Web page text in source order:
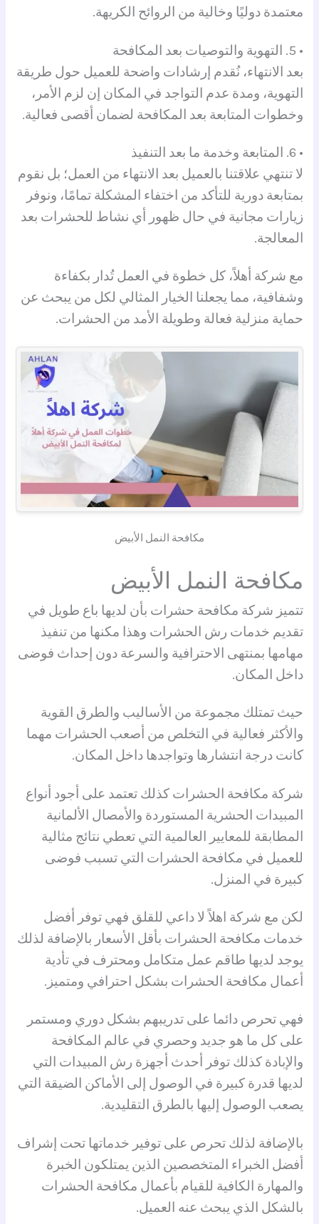
معتمدة دوليًا وخالية من الروائح الكريهة.
• 5. التهوية والتوصيات بعد المكافحة
بعد الانتهاء، نُقدم إرشادات واضحة للعميل حول طريقة
التهوية، ومدة عدم التواجد في المكان إن لزم الأمر،
وخطوات المتابعة بعد المكافحة لضمان أقصى فعالية.
• 6. المتابعة وخدمة ما بعد التنفيذ
لا تنتهي علاقتنا بالعميل بعد الانتهاء من العمل؛ بل نقوم
بمتابعة دورية للتأكد من اختفاء المشكلة تمامًا، ونوفر
زيارات مجانية في حال ظهور أي نشاط للحشرات بعد
المعالجة.
مع شركة أهلاً، كل خطوة في العمل تُدار بكفاءة
وشفافية، مما يجعلنا الخيار المثالي لكل من يبحث عن
حماية منزلية فعالة وطويلة الأمد من الحشرات.
مكافحة النمل الأبيض
مكافحة النمل الأبيض
تتميز شركة مكافحة حشرات بأن لديها باع طويل في
تقديم خدمات رش الحشرات وهذا مكنها من تنفيذ
مهامها بمنتهى الاحترافية والسرعة دون إحداث فوضى
داخل المكان.
حيث تمتلك مجموعة من الأساليب والطرق القوية
والأكثر فعالية في التخلص من أصعب الحشرات مهما
كانت درجة انتشارها وتواجدها داخل المكان.
شركة مكافحة الحشرات كذلك تعتمد على أجود أنواع
المبيدات الحشرية المستوردة والأمصال الألمانية
المطابقة للمعايير العالمية التي تعطي نتائج مثالية
للعميل في مكافحة الحشرات التي تسبب فوضى
كبيرة في المنزل.
لكن مع شركة اهلاً لا داعي للقلق فهي توفر أفضل
خدمات مكافحة الحشرات بأقل الأسعار بالإضافة لذلك
يوجد لديها طاقم عمل متكامل ومحترف في تأدية
أعمال مكافحة الحشرات بشكل احترافي ومتميز.
فهي تحرص دائما على تدريبهم بشكل دوري ومستمر
على كل ما هو جديد وحصري في عالم المكافحة
والإبادة كذلك توفر أحدث أجهزة رش المبيدات التي
لديها قدرة كبيرة في الوصول إلى الأماكن الضيقة التي
يصعب الوصول إليها بالطرق التقليدية.
بالإضافة لذلك تحرص على توفير خدماتها تحت إشراف
أفضل الخبراء المتخصصين الذين يمتلكون الخبرة
والمهارة الكافية للقيام بأعمال مكافحة الحشرات
بالشكل الذي يبحث عنه العميل.